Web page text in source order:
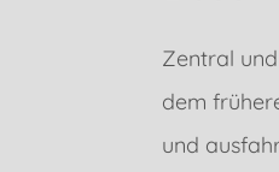
Zentral
dem
und